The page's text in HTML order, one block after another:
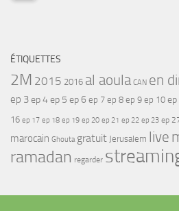
ÉTIQUETTES
2M 2015 2016 al aoula CAN en
ep 3ep 4ep 5 ep 6 ep 7 ep 8 ep 9 ep 10 ep
16 ep 17 ep 18 ep 19 ep 20 ep 21 ep 22 ep 23 ep
marocain Ghouta gratuit Jerusalem live
ramadan regarder